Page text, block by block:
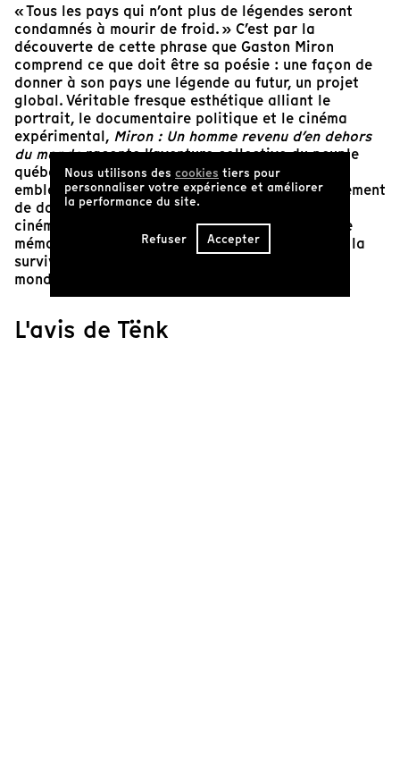
« Tous les pays qui n’ont plus de légendes seront
condamnés à mourir de froid. » C’est par la
découverte de cette phrase que Gaston Miron
comprend ce que doit être sa poésie : une façon de
donner à son pays une légende au futur, un projet
global. Véritable fresque esthétique alliant le
portrait, le documentaire politique et le cinéma
expérimental, Miron : Un homme revenu d’en dehors
du monderaconte l’aventure collective du peuple
québécois à travers l’oeuvre de son poète
emblématique Gaston Miron. Constitué exclusivement
de documents d’archives, cet essai
cinématographique, construit à la manière d’une
mémoire en fragments, se veut une réflexion sur la
survivance des cultures menacées à l’échelle du
monde.
L'avis de Tënk
Nous utilisons des cookies tiers pour
personnaliser votre expérience et améliorer
la performance du site.
Refuser Accepter